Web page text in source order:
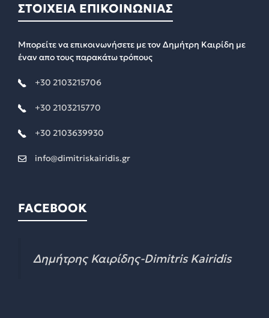
ΣΤΟΙΧΕΙΑ ΕΠΙΚΟΙΝΩΝΙΑΣ
Μπορείτε να επικοινωνήσετε με τον Δημήτρη Καιρίδη με
έναν απο τους παρακάτω τρόπους
+30 2103215706
+30 2103215770
+30 2103639930
info@dimitriskairidis.gr
FACEBOOK
Δημήτρης Καιρίδης-Dimitris Kairidis